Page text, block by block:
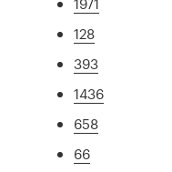
128
393
1436
658
66